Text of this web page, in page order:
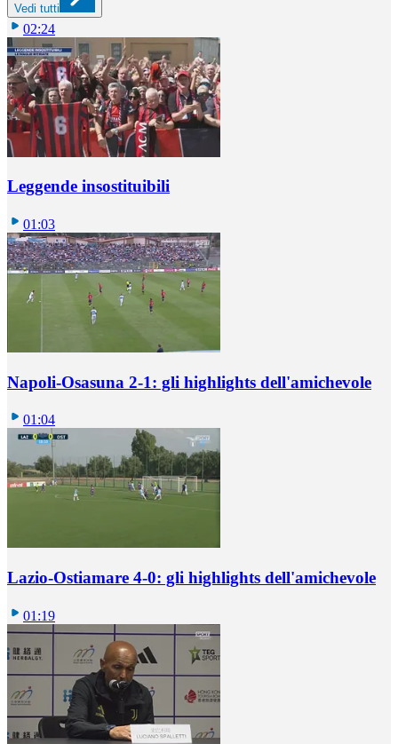
Vedi tutti
02:24
Leggende insostituibili
01:03
Napoli-Osasuna 2-1: gli highlights dell'amichevole
01:04
Lazio-Ostiamare 4-0: gli highlights dell'amichevole
01:19